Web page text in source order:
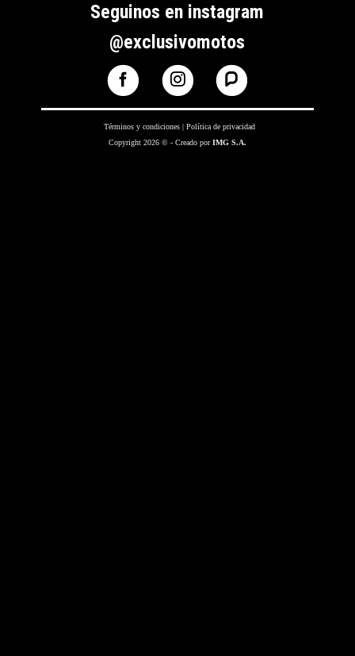
Seguinos en instagram
@exclusivomotos
Términos y condiciones |Política de privacidad
Copyright 2026 © - Creado porIMG S.A.